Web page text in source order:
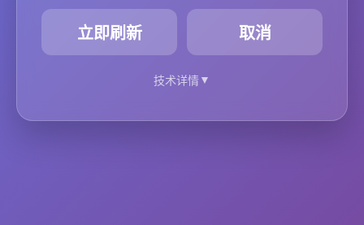
立即刷新 取消
技术详情▼